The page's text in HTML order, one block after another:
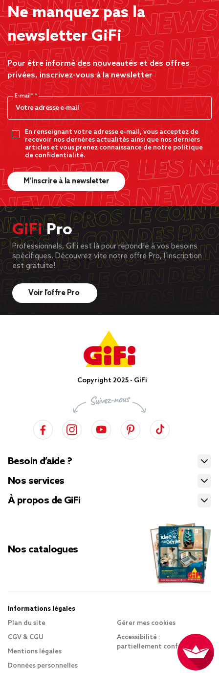
Ne manquez pas la
newsletter GiFi
Pour être informé des nouveautés et des offres
privées, inscrivez-vous à la newsletter
E-mail*
En renseignant votre adresse e-mail, vous acceptez de
recevoir nos dernères actualités ainsi que nos derniers
articles et vous prenez connaissance de notre politique
de confidentialité.
M’inscrire à la newsletter
GiFiPro
Professionnels, GiFi est là pour répondre à vos besoins
spécifiques. Découvrez vite notre offre Pro, l’inscription
est gratuite!
Voir l’offre Pro
Copyright 2025 - GiFi
Besoin d’aide ?
Nos services
À propos de GiFi
Nos catalogues
Informations légales
Plan du site
CGV & CGU
Mentions légales
Données personnelles
Gérer mes cookies
Accessibilité :
partiellement conforme